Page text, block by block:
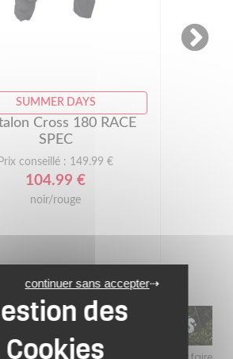
SUMMER DAYS
Cross 180 RACE
SPEC
Prix conseillé : 149.99 €
104.99 €
noir/rouge
continuer sans accepter